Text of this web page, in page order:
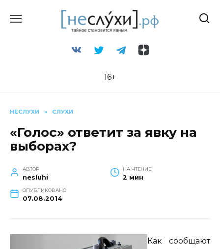
16+
НЕСЛУХИ » СЛУХИ
«Голос» ответит за явку на
выборах?
АВТОР
nesluhi
НА ЧТЕНИЕ
2 мин
ОПУБЛИКОВАНО
07.08.2014
Как сообщают